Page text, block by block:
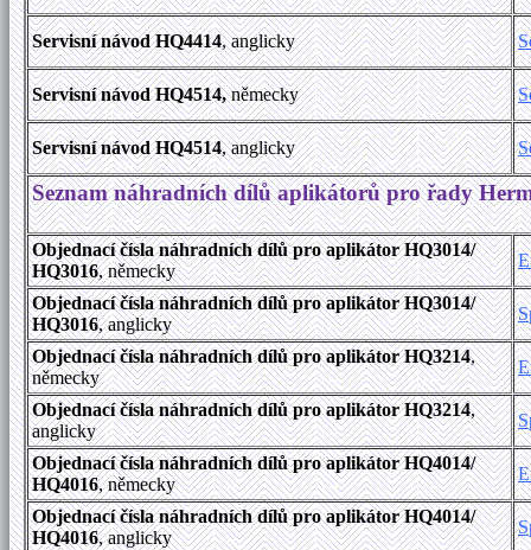
Servisní návod HQ4414, anglicky
Servisní návod HQ4514,německy
Servisní návod HQ4514, anglicky
Seznam náhradních dílů aplikátorů pro řady
Objednací čísla náhradních dílů pro aplikátor HQ3014/
HQ3016, německy
Objednací čísla náhradních dílů pro aplikátor HQ3014/
HQ3016, anglicky
Objednací čísla náhradních dílů pro aplikátor HQ3214,
německy
Objednací čísla náhradních dílů pro aplikátor HQ3214,
anglicky
Objednací čísla náhradních dílů pro aplikátor HQ4014/
HQ4016, německy
Objednací čísla náhradních dílů pro aplikátor HQ4014/
HQ4016, anglicky